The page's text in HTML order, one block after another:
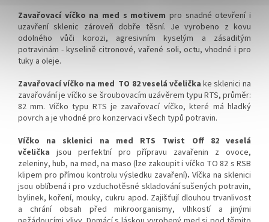
Zavařovací víčko na med s motivem pro snadné otevření i
uzavření sklenic zároveň dobře těsní. Je vyrobeno z kovu
odolného vůči korozi, agresivním kyselým a zásaditým
potravinám - kyselině citronové, vařené soli, octu, vhodné i pro
tuky a oleje.
Zavařovací víčko na med TO 82 veselá včelička ke sklenici na
zavařování je víčko se šroubovacím uzávěrem typu RTS, průměr:
82 mm. Víčko typu RTS je zavařovací víčko, které má hladký
povrch a je vhodné pro konzervaci všech typů potravin.
Víčko na sklenici na med RTS Twist Off 82 veselá
včelička jsou perfektní pro přípravu zavařenin z ovoce,
zeleniny, hub, na med, na maso (lze zakoupit i víčko TO 82 s RSB
klipem pro přímou kontrolu výsledku zavaření). Víčka na sklenici
jsou oblíbená i pro vzduchotěsné skladování sušených potravin,
bylinek, koření, mouky, cukru apod. Zajišťují dlouhou trvanlivost
a chrání obsah před mikroorganismy, vlhkostí a jinými